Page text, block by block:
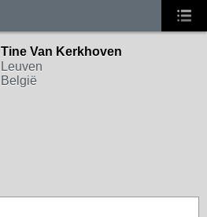
Tine Van Kerkhoven
Leuven
België